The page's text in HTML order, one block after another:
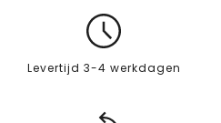
Levertijd 3-4 werkdagen